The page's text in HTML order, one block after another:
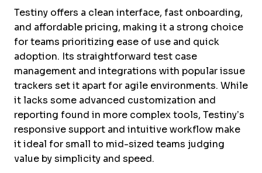
Testiny offers a clean interface, fast onboarding,
and affordable pricing, making it a strong choice
for teams prioritizing ease of use and quick
adoption. Its straightforward test case
management and integrations with popular issue
trackers set it apart for agile environments. While
it lacks some advanced customization and
reporting found in more complex tools, Testiny’s
responsive support and intuitive workflow make
it ideal for small to mid-sized teams judging
value by simplicity and speed.